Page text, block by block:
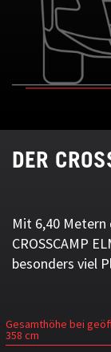
DER
Mit 6,40
CROSSCAMP
besonders viel
Gesamthöhe bei
358 cm